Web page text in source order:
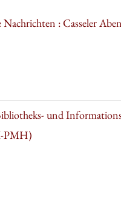
Nachrichten : Casseler
und
PMH)